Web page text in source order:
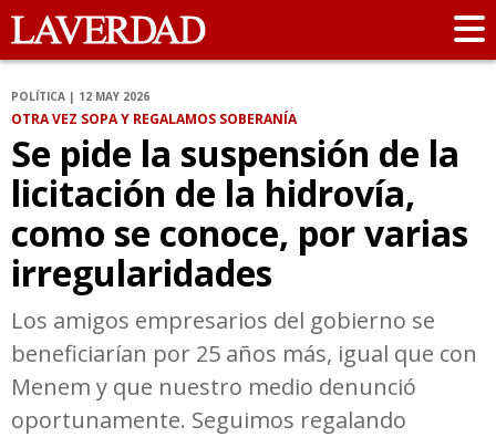
POLÍTICA | 12 MAY 2026
OTRA VEZ SOPA Y REGALAMOS SOBERANÍA
Se pide la suspensión de la
licitación de la hidrovía,
como se conoce, por varias
irregularidades
Los amigos empresarios del gobierno se
beneficiarían por 25 años más, igual que con
Menem y que nuestro medio denunció
oportunamente. Seguimos regalando